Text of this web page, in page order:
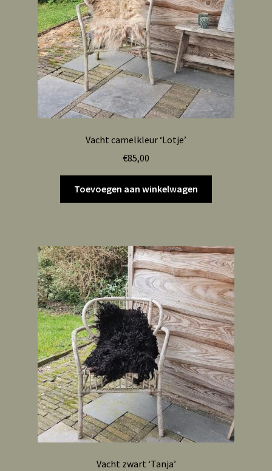
Vacht camelkleur ‘Lotje’
€85,00
Toevoegen aan winkelwagen
Vacht zwart ‘Tanja’